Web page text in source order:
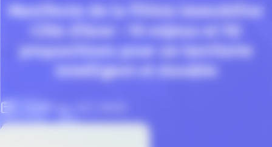
Manifeste de la filière Immobilier
Côte d’Azur : 10 enjeux et 50
propositions pour un territoire
intelligent et durable